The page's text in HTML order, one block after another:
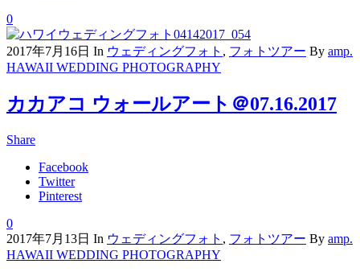
0
2017年7月16日 In ウェディングフォト , フォトツアー By amp.
HAWAII WEDDING PHOTOGRAPHY
カカアコ ウォールアート＠07.16.2017
Share
Facebook
Twitter
Pinterest
0
2017年7月13日 In ウェディングフォト , フォトツアー By amp.
HAWAII WEDDING PHOTOGRAPHY